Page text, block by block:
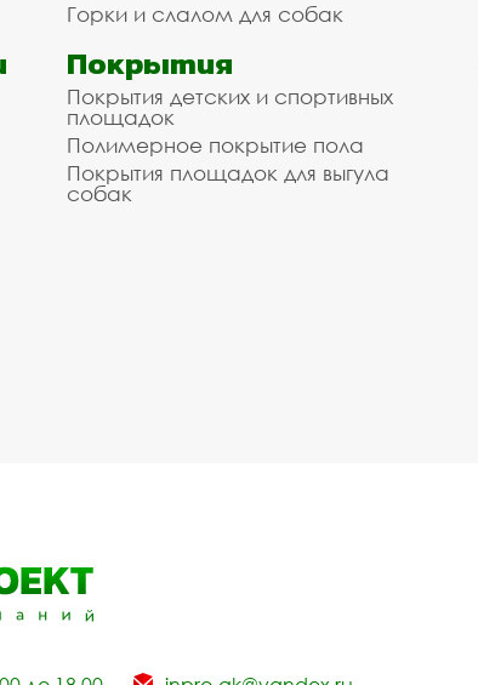
Горки и слалом для собак
Покрытия
Покрытия детских и спортивных
площадок
Полимерное покрытие пола
Покрытия площадок для выгула
собак